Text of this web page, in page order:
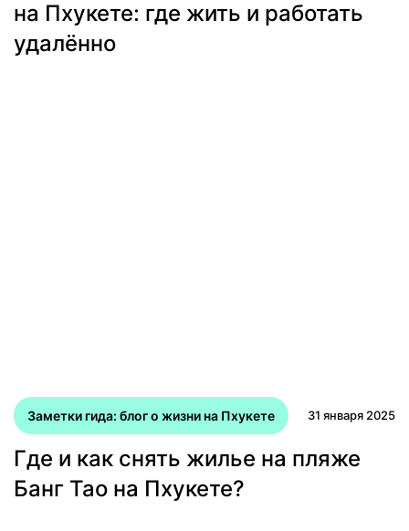
на Пхукете: где жить и работать
удалённо
Заметки гида: блог о жизни на Пхукете 31 января 2025
Где и как снять жилье на пляже
Банг Тао на Пхукете?